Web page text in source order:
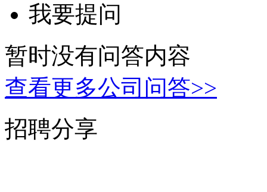
我要提问
暂时没有问答内容
查看更多公司问答>>
招聘分享